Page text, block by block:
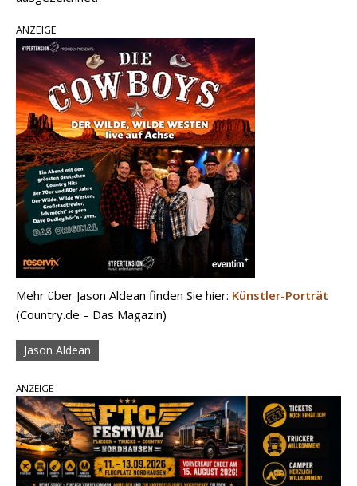
ANZEIGE
Mehr über Jason Aldean finden Sie hier: Künstler-Porträt
(Country.de – Das Magazin)
Jason Aldean
ANZEIGE